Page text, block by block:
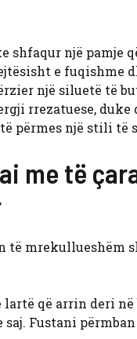
një pamje
e fuqishme
një siluetë të
rrezatuese,
përmes një stili të
me të
të mrekullueshëm
që arrin deri
Fustani